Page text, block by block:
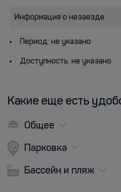
Информация о незаезде
Период: не указано
Доступность: не указано
Какие еще есть
Общее
Парковка
Бассейн и пляж